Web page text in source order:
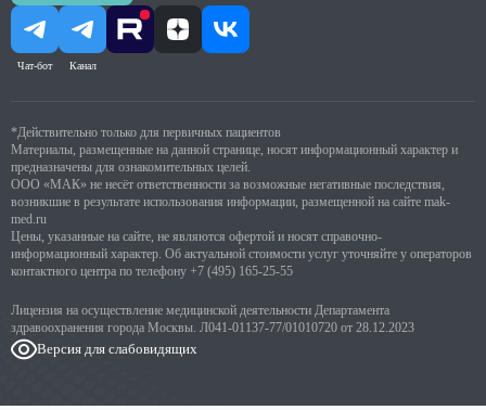
Чат-бот Канал
*Действительно только для первичных пациентов
Материалы, размещенные на данной странице, носят информационный характер и
предназначены для ознакомительных целей.
ООО «МАК» не несёт ответственности за возможные негативные последствия,
возникшие в результате использования информации, размещенной на сайте mak-
med.ru
Цены, указанные на сайте, не являются офертой и носят справочно-
информационный характер. Об актуальной стоимости услуг уточняйте у операторов
контактного центра по телефону +7 (495) 165-25-55
Лицензия на осуществление медицинской деятельности Департамента
здравоохранения города Москвы. Л041-01137-77/01010720 от 28.12.2023
Версия для слабовидящих